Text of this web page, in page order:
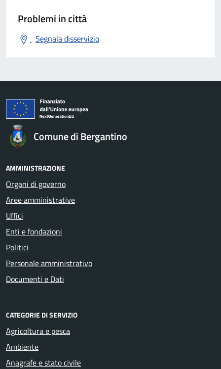
Problemi in città
Segnala disservizio
Comune di Bergantino
AMMINISTRAZIONE
Organi di governo
Aree amministrative
Uffici
Enti e fondazioni
Politici
Personale amministrativo
Documenti e Dati
CATEGORIE DI SERVIZIO
Agricoltura e pesca
Ambiente
Anagrafe e stato civile